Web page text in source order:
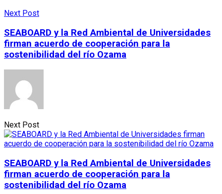
Next Post
SEABOARD y la Red Ambiental de Universidades
firman acuerdo de cooperación para la
sostenibilidad del río Ozama
Next Post
SEABOARD y la Red Ambiental de Universidades
firman acuerdo de cooperación para la
sostenibilidad del río Ozama